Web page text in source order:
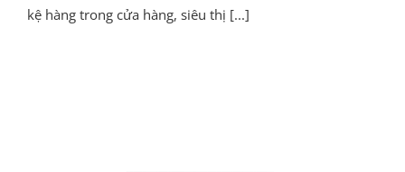
kệ hàng trong cửa hàng, siêu thị [...]